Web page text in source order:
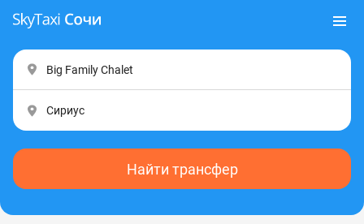
Найти трансфер